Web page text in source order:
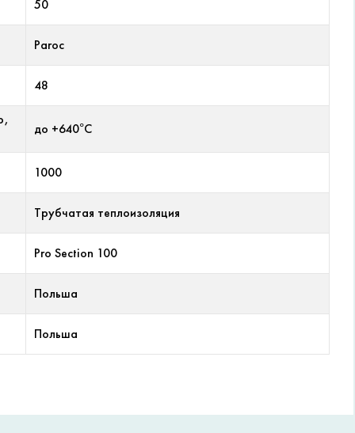
50
Paroc
48
до +640°С
1000
Трубчатая теплоизоляция
Pro Section 100
Польша
Польша